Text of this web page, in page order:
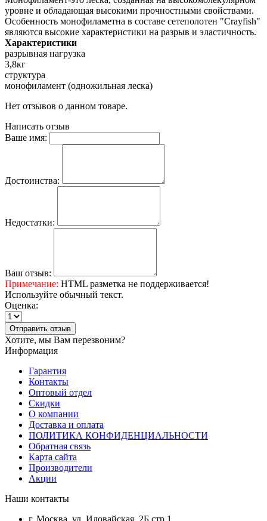
уровне и обладающая высокими прочностными свойствами.
Особенность монофиламетна в составе сетеполотен "Crayfish"
являются высокие характеристики на разрыв и эластичность.
Характеристики
разрывная нагрузка
3,8кг
структура
монофиламент (одножильная леска)
Нет отзывов о данном товаре.
Написать отзыв
Ваше имя:
Достоинства:
Недостатки:
Ваш отзыв:
Примечание: HTML разметка не поддерживается!
Используйте обычный текст.
Оценка:
Отправить отзыв
Хотите, мы Вам перезвоним?
Информация
Гарантия
Контакты
Оптовый отдел
Скидки
О компании
Доставка и оплата
ПОЛИТИКА КОНФИДЕНЦИАЛЬНОСТИ
Обратная связь
Карта сайта
Производители
Акции
Наши контакты
г. Москва, ул. Иловайская, 2Б стр.1